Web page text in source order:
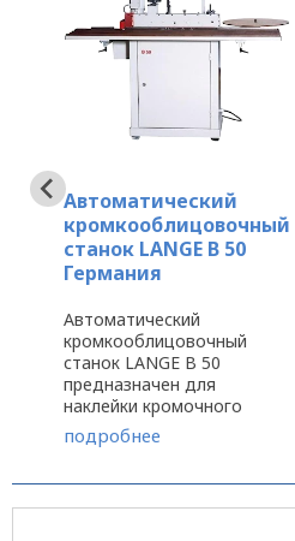
Автоматический
кромкооблицовочный
станок LANGE B 50
Германия
Автоматический
кромкооблицовочный
станок LANGE B 50
предназначен для
наклейки кромочного
материала на
прямолинейные заготовки
нанесённым клеем. Станок
очень удобен в работе.
подробнее